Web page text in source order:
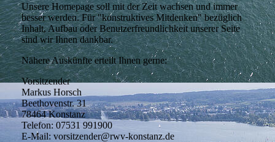
Unsere Homepage soll mit der Zeit wachsen und immer
besser werden. Für "konstruktives Mitdenken" bezüglich
Inhalt, Aufbau oder Benutzerfreundlichkeit unserer Seite
sind wir Ihnen dankbar.
Nähere Auskünfte erteilt Ihnen gerne:
Vorsitzender
Markus Horsch
Beethovenstr. 31
78464 Konstanz
Telefon: 07531 991900
E-Mail: vorsitzender@rwv-konstanz.de